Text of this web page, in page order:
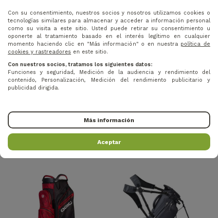
TITLEIST - BOLSA TRIPODE
SÉRIE PLAYERS S5 STADRY...
TITLEIST - BOLSA TRIPODE
SÉRIE PLAYERS S4 STADRY
Con su consentimiento, nuestros socios y nosotros utilizamos cookies o
tecnologías similares para almacenar y acceder a información personal
como su visita a este sitio. Usted puede retirar su consentimiento u
oponerte al tratamiento basado en el interés legítimo en cualquier
momento haciendo clic en "Más información" o en nuestra política de
cookies y rastreadores en este sitio.
Con nuestros socios, tratamos los siguientes datos:
Funciones y seguridad, Medición de la audiencia y rendimiento del
contenido, Personalización, Medición del rendimiento publicitario y
publicidad dirigida.
Más información
Aceptar